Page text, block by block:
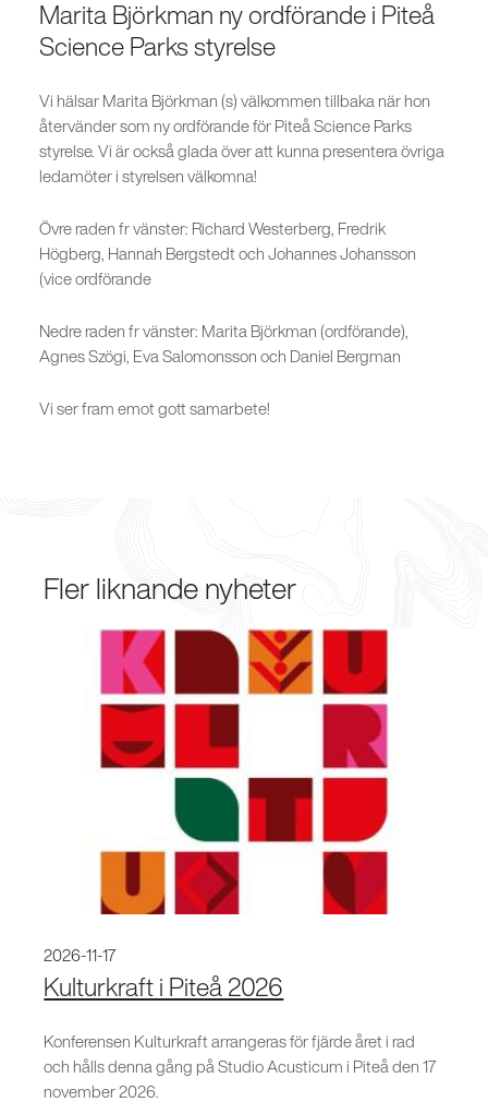
Marita Björkman ny ordförande i Piteå
Science Parks styrelse
Vi hälsar Marita Björkman (s) välkommen tillbaka när hon
återvänder som ny ordförande för Piteå Science Parks
styrelse. Vi är också glada över att kunna presentera övriga
ledamöter i styrelsen välkomna!
Övre raden fr vänster: Richard Westerberg, Fredrik
Högberg, Hannah Bergstedt och Johannes Johansson
(vice ordförande
Nedre raden fr vänster: Marita Björkman (ordförande),
Agnes Szögi, Eva Salomonsson och Daniel Bergman
Vi ser fram emot gott samarbete!
Fler liknande nyheter
2026-11-17
Kulturkraft i Piteå 2026
Konferensen Kulturkraft arrangeras för fjärde året i rad
och hålls denna gång på Studio Acusticum i Piteå den 17
november 2026.